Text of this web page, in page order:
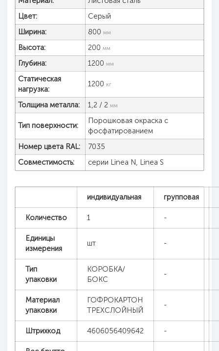
Цвет:
Серый
Ширина:
800 мм
Высота: 200 мм
Глубина: 1200 мм
Статическая
нагрузка:
1200 кг
Толщина металла: 1,2 / 2 мм
Тип поверхности:
Порошковая окраска с
фосфатированием
Номер цвета RAL:
7035
Совместимость:
серии Linea N, Linea S
индивидуальная групповая
Количество 1 -
Единицы
измерения
шт -
Тип
упаковки
КОРОБКА/
БОКС
-
Материал
упаковки
ГОФРОКАРТОН
ТРЕХСЛОЙНЫЙ
-
Штрихкод 4606056409642 -